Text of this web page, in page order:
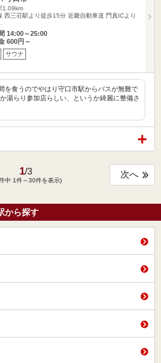
1.09km
西三荘駅より徒歩15分 近畿自動車道 門真ICより
14:00～25:00
600円～
サウナ
を食うのでやはり守口市駅からバスが無難で
湯らり参加店らしい、というか綺麗に整備さ
1/3
中 1件～30件を表示)
次へ
から探す